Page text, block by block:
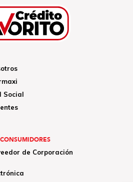
Social
de Corporación